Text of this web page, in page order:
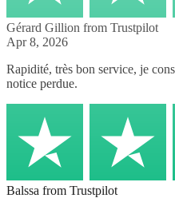
Gérard Gillion from Trustpilot
Apr 8, 2026
Rapidité, très bon service, je
notice perdue.
Balssa from Trustpilot